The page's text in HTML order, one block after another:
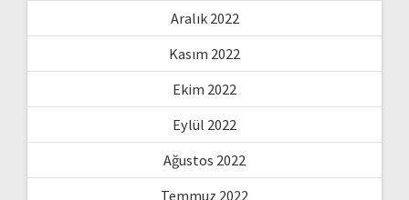
Aralık 2022
Kasım 2022
Ekim 2022
Eylül 2022
Ağustos 2022
Temmuz 2022